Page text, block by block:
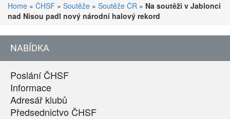
Home » ČHSF » Soutěže » Soutěže ČR » Na soutěži v Jablonci
nad Nisou padl nový národní halový rekord
NABÍDKA
Poslání ČHSF
Informace
Adresář klubů
Předsednictvo ČHSF